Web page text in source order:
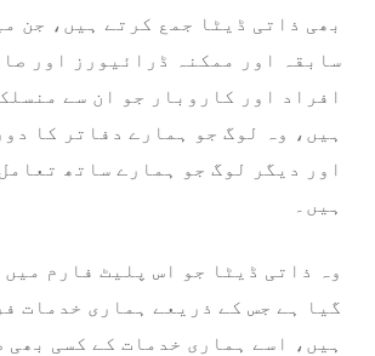
بھی ذاتی ڈیٹا جمع کرتے ہیں، جن
سابقہ اور ممکنہ ڈرائیورز اور
افراد اور کاروبار جو ان سے
ہیں، وہ لوگ جو ہمارے دفاتر کا
اور دیگر لوگ جو ہمارے ساتھ
ہیں۔
وہ ذاتی ڈیٹا جو اس پلیٹ فارم میں
گیا ہے جس کے ذریعے ہماری خدمات
ہیں، اسے ہماری خدمات کے کسی بھی